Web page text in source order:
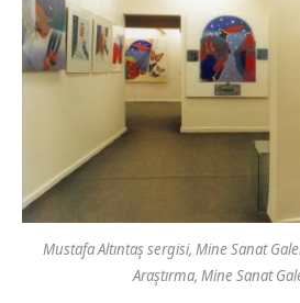
Mustafa Altıntaş sergisi, Mine Sanat
Araştırma, Mine Sanat